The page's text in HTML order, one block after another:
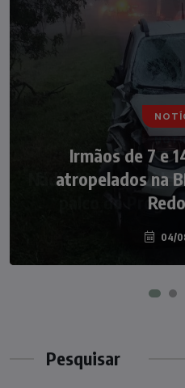
Irmãos de 7 e
atropelados na
04/
Nádia Menegazzi
palco do
07/
Pesquisar